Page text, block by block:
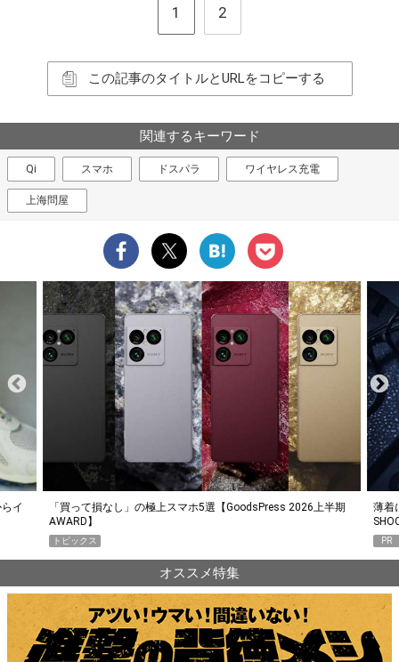
1 2
この記事のタイトルとURLをコピーする
関連するキーワード
Qi スマホ ドスパラ ワイヤレス充電
上海問屋
イ
「買って損なし」の極上スマホ5選【GoodsPress 2026上半期
AWARD】
トピックス
薄着
PR
オススメ特集